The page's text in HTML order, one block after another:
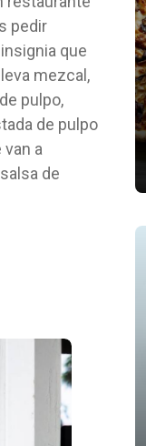
pedir
que
mezcal,
pulpo,
de pulpo
a
de